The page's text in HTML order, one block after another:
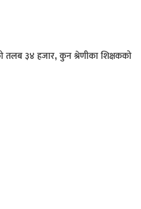
३४ हजार, कुन श्रेणीका शिक्षकको